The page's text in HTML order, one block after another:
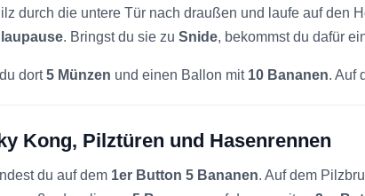
durch die untere Tür nach draußen und laufe auf den
. Bringst du sie zu Snide, bekommst du dafür
dort5 Münzen und einen Ballon mit 10 Bananen. Auf
Kong, Pilztüren und Hasenrennen
du auf dem 1er Button 5 Bananen. Auf dem